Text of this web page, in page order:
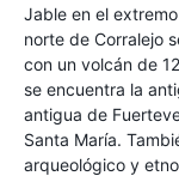
Jable en el
norte de Corralejo
con un volcán de
se encuentra la
antigua de
Santa María.
arqueológico y